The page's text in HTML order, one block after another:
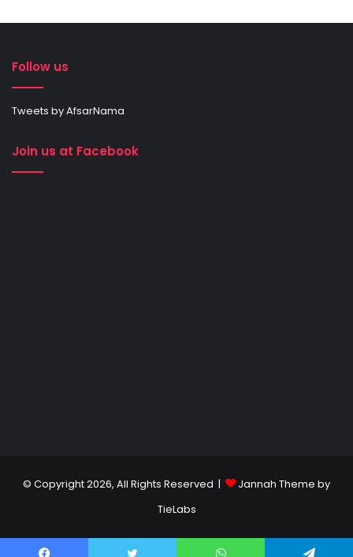
Follow us
Tweets by AfsarNama
Join us at Facebook
© Copyright 2026, All Rights Reserved |
Jannah Theme by
TieLabs